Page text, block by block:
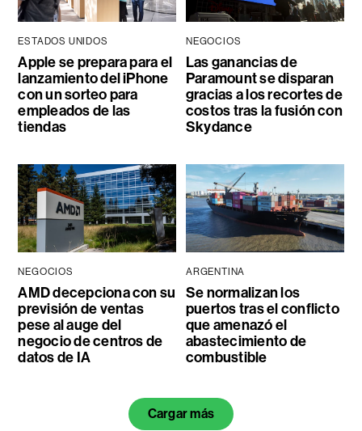
ESTADOS UNIDOS
Apple se prepara para el
lanzamiento del iPhone
con un sorteo para
empleados de las
tiendas
NEGOCIOS
Las ganancias de
Paramount se disparan
gracias a los recortes de
costos tras la fusión con
Skydance
NEGOCIOS
AMD decepciona con su
previsión de ventas
pese al auge del
negocio de centros de
datos de IA
ARGENTINA
Se normalizan los
puertos tras el conflicto
que amenazó el
abastecimiento de
combustible
Cargar más